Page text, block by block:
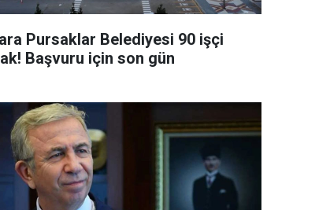
Pursaklar Belediyesi 90 işçi
Başvuru için son gün